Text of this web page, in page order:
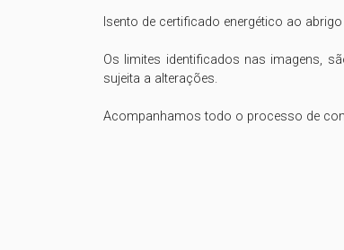
Isento de certificado energético ao
Os limites identificados nas imagens,
sujeita a alterações.
Acompanhamos todo o processo de